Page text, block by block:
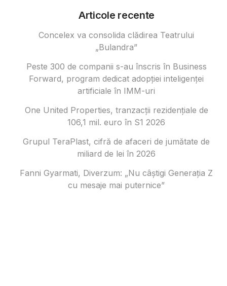
Articole recente
Concelex va consolida clădirea Teatrului
„Bulandra”
Peste 300 de companii s-au înscris în Business
Forward, program dedicat adopției inteligenței
artificiale în IMM-uri
One United Properties, tranzacţii rezidenţiale de
106,1 mil. euro în S1 2026
Grupul TeraPlast, cifră de afaceri de jumătate de
miliard de lei în 2026
Fanni Gyarmati, Diverzum: „Nu câștigi Generația Z
cu mesaje mai puternice”